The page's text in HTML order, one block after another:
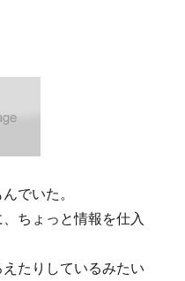
でいた。
ちょっと情報を仕入
たりしているみたい